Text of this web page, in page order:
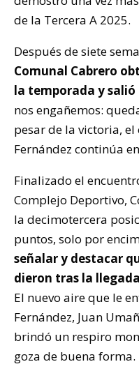
de la Tercera A 2025.
Después de siete
Comunal Cabrero
la temporada y
nos engañemos:
pesar de la victoria,
Fernández continúa
Finalizado el
Complejo Deportivo,
la decimotercera
puntos, solo por
señalar y destacar
dieron tras la
El nuevo aire que le
Fernández, Juan
brindó un respiro
goza de buena forma.